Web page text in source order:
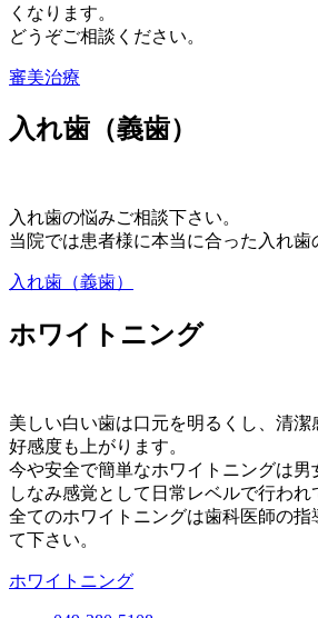
くなります。
どうぞご相談ください。
審美治療
入れ歯（義歯）
入れ歯の悩みご相談下さい。
当院では患者様に本当に合った入れ歯
入れ歯（義歯）
ホワイトニング
美しい白い歯は口元を明るくし、清
好感度も上がります。
今や安全で簡単なホワイトニングは男
しなみ感覚として日常レベルで行われ
全てのホワイトニングは歯科医師の指
て下さい。
ホワイトニング